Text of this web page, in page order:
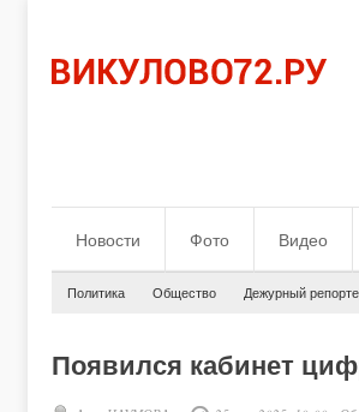
Новости Фото Видео
Политика Общество Дежурный
Появился кабинет